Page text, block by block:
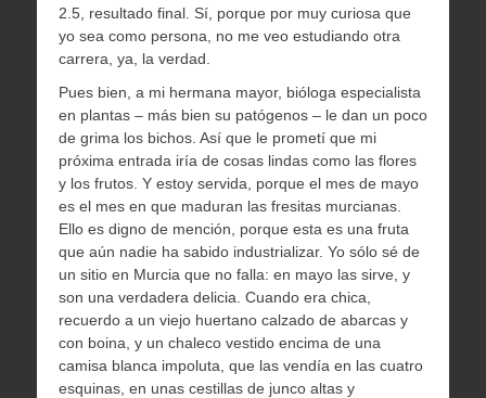
2.5, resultado final. Sí, porque por muy curiosa que
yo sea como persona, no me veo estudiando otra
carrera, ya, la verdad.
Pues bien, a mi hermana mayor, bióloga especialista
en plantas – más bien su patógenos – le dan un poco
de grima los bichos. Así que le prometí que mi
próxima entrada iría de cosas lindas como las flores
y los frutos. Y estoy servida, porque el mes de mayo
es el mes en que maduran las fresitas murcianas.
Ello es digno de mención, porque esta es una fruta
que aún nadie ha sabido industrializar. Yo sólo sé de
un sitio en Murcia que no falla: en mayo las sirve, y
son una verdadera delicia. Cuando era chica,
recuerdo a un viejo huertano calzado de abarcas y
con boina, y un chaleco vestido encima de una
camisa blanca impoluta, que las vendía en las cuatro
esquinas, en unas cestillas de junco altas y